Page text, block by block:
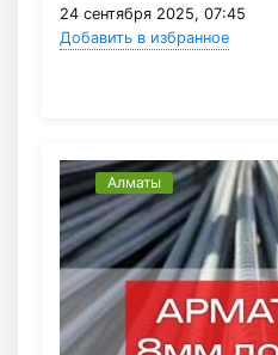
24 сентября 2025, 07:45
Добавить в избранное
Алматы